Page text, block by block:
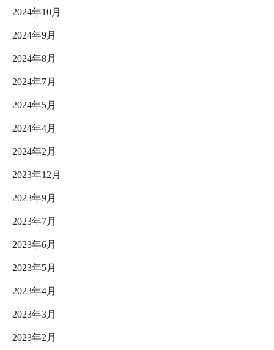
2024年10月
2024年9月
2024年8月
2024年7月
2024年5月
2024年4月
2024年2月
2023年12月
2023年9月
2023年7月
2023年6月
2023年5月
2023年4月
2023年3月
2023年2月